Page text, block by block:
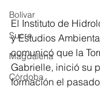
Bolívar
Sucre
Magdalena
Córdoba
El Instituto de
y Estudios
comunicó que la
Gabrielle, inició su
formación el